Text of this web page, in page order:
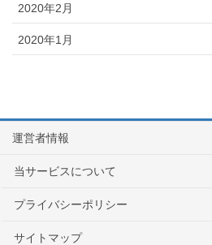
2020年2月
2020年1月
運営者情報
当サービスについて
プライバシーポリシー
サイトマップ